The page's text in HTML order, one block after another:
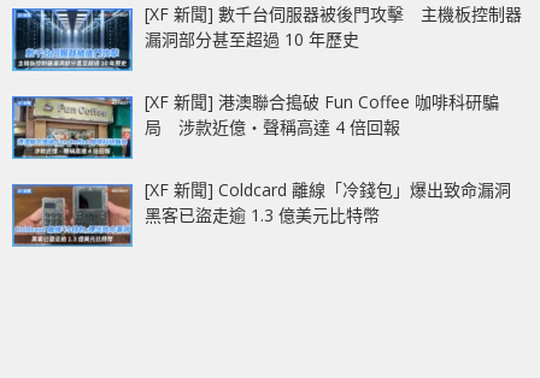
[XF 新聞] 數千台伺服器被後門攻擊 主機板控制器
漏洞部分甚至超過 10 年歷史
[XF 新聞] 港澳聯合搗破 Fun Coffee 咖啡科研騙
局 涉款近億‧聲稱高達 4 倍回報
[XF 新聞] Coldcard 離線「冷錢包」爆出致命漏洞
黑客已盜走逾 1.3 億美元比特幣